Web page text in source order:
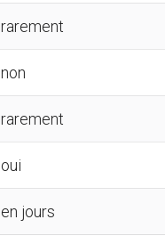
rarement
non
rarement
oui
en jours